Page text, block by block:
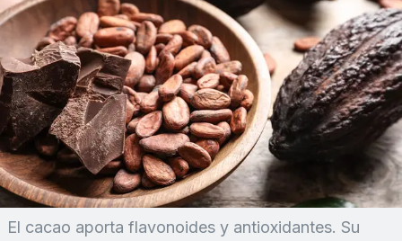
El cacao aporta flavonoides y antioxidantes. Su